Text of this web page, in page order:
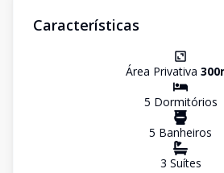
Características
Área Privativa 300
5 Dormitórios
5 Banheiros
3 Suítes